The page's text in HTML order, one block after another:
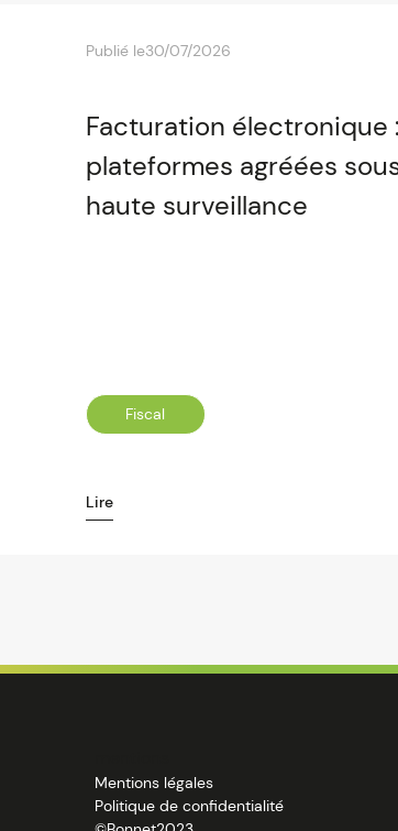
Publié le30/07/2026
Facturation électronique
plateformes agréées
haute surveillance
Fiscal
Lire
Mentions légales
Politique de confidentialité